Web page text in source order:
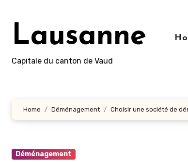
principalLausanne
Capitale du canton de Vaud
Home Déménagement Choisir une société de
Déménagement